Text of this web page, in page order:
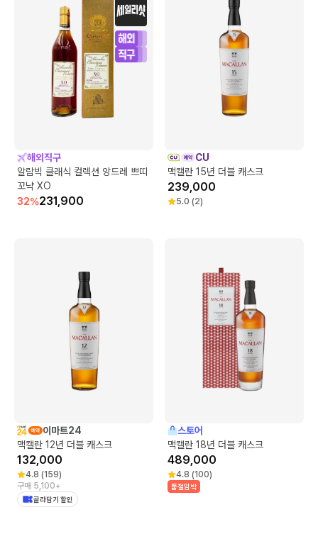
해외직구
알람빅 클래식 컬렉션 앙드레 쁘띠
꼬냑 XO
32%231,900
CU
맥캘란 15년 더블 캐스크
239,000
5.0 (2)
이마트24
맥캘란 12년 더블 캐스크
132,000
4.8 (159)
구매 5,100+
골라담기 할인
스토어
맥캘란 18년 더블 캐스크
489,000
4.8 (100)
품절임박